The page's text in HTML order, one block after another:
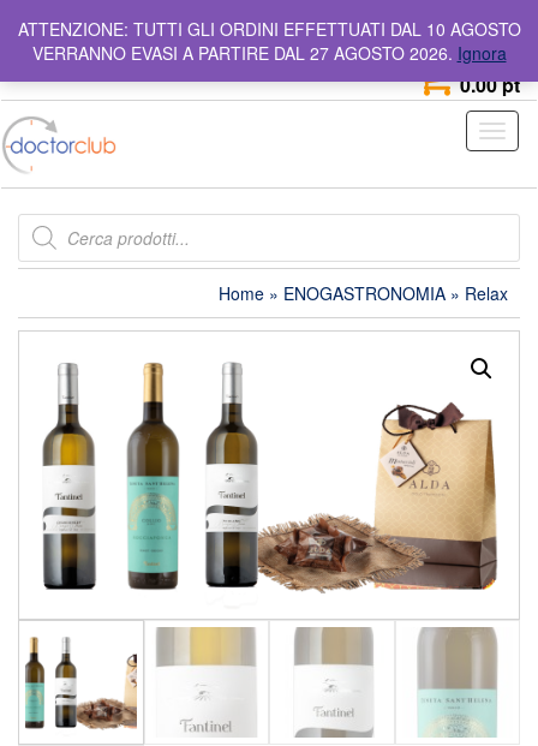
content
info@doctorclub.it Numero Verde 800 642 044
0
0.00 pt
Products
search
Home » ENOGASTRONOMIA » Relax
ATTENZIONE: TUTTI GLI ORDINI EFFETTUATI DAL 10 AGOSTO
VERRANNO EVASI A PARTIRE DAL 27 AGOSTO 2026. Ignora